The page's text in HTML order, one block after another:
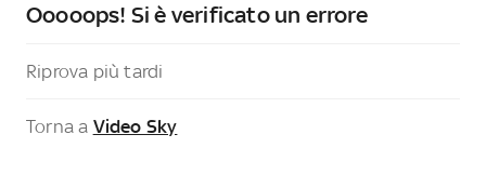
Ooooops! Si è verificato un errore
Riprova più tardi
Torna a Video Sky